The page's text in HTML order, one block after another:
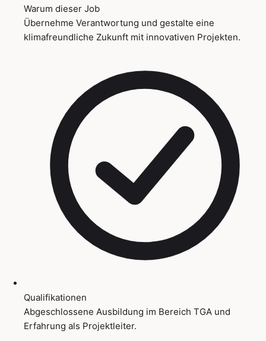
Warum dieser Job
Übernehme Verantwortung und gestalte eine
klimafreundliche Zukunft mit innovativen Projekten.
Qualifikationen
Abgeschlossene Ausbildung im Bereich TGA und
Erfahrung als Projektleiter.